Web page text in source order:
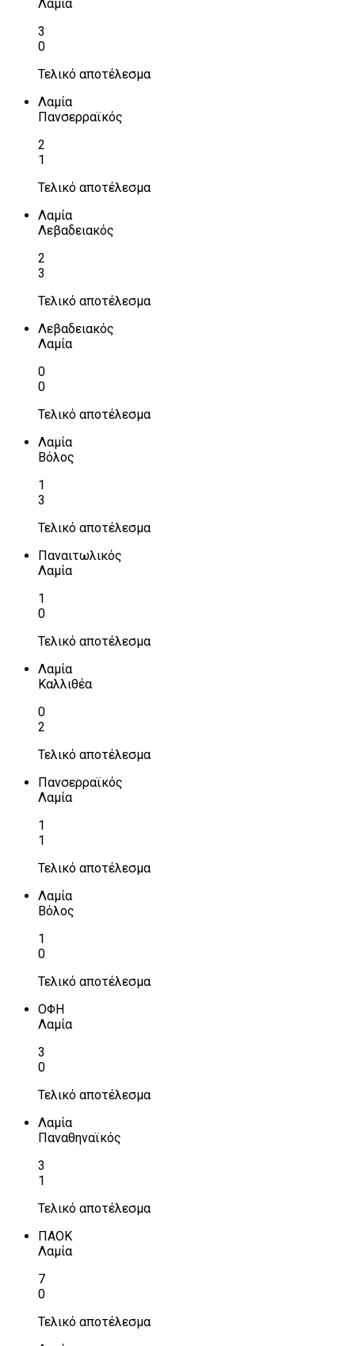
Λαμία
3
0
Τελικό αποτέλεσμα
Λαμία
Πανσερραϊκός
2
1
Τελικό αποτέλεσμα
Λαμία
Λεβαδειακός
2
3
Τελικό αποτέλεσμα
Λεβαδειακός
Λαμία
0
0
Τελικό αποτέλεσμα
Λαμία
Βόλος
1
3
Τελικό αποτέλεσμα
Παναιτωλικός
Λαμία
1
0
Τελικό αποτέλεσμα
Λαμία
Καλλιθέα
0
2
Τελικό αποτέλεσμα
Πανσερραϊκός
Λαμία
1
1
Τελικό αποτέλεσμα
Λαμία
Βόλος
1
0
Τελικό αποτέλεσμα
ΟΦΗ
Λαμία
3
0
Τελικό αποτέλεσμα
Λαμία
Παναθηναϊκός
3
1
Τελικό αποτέλεσμα
ΠΑΟΚ
Λαμία
7
0
Τελικό αποτέλεσμα